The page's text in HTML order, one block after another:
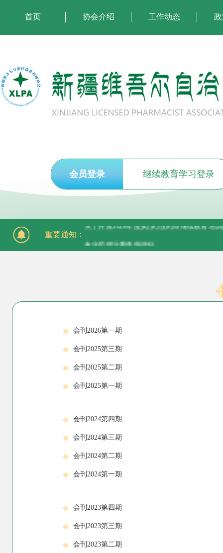
首页 协会介绍 工作动态
会员登录 继续教育学习登录
重要通知：
执业药师注册申报须知
会刊2026第一期
会刊2025第三期
会刊2025第二期
会刊2025第一期
会刊2024第四期
会刊2024第三期
会刊2024第二期
会刊2024第一期
会刊2023第四期
会刊2023第三期
会刊2023第二期